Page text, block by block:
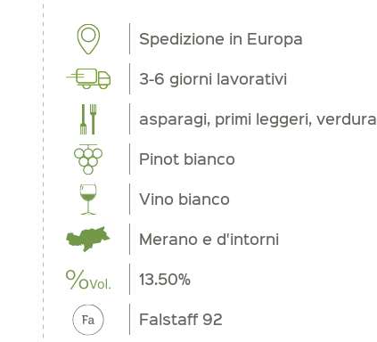
Spedizione in Europa
3-6 giorni lavorativi
asparagi, primi leggeri, verdura
Pinot bianco
Vino bianco
Merano e d'intorni
13.50%
Falstaff 92